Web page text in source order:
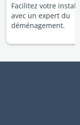
Facilitez votre
avec un expert du
déménagement.